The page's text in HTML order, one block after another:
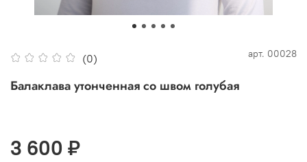
(0) арт. 00028
Балаклава утонченная со швом голубая
3 600 ₽